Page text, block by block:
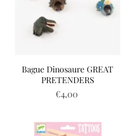
Bague Dinosaure GREAT
PRETENDERS
€4,00